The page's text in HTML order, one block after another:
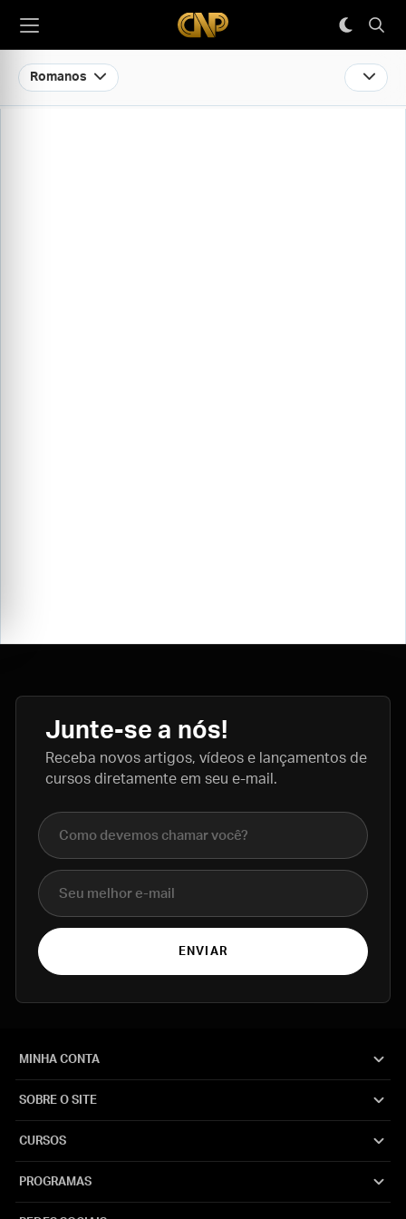
Romanos
Junte-se a nós!
Receba novos artigos, vídeos e lançamentos de
cursos diretamente em seu e-mail.
Nome completo
E-mail
ENVIAR
MINHA CONTA
SOBRE O SITE
CURSOS
PROGRAMAS